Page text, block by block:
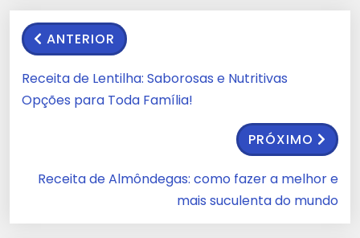
ANTERIOR
Receita de Lentilha: Saborosas e Nutritivas
Opções para Toda Família!
PRÓXIMO
Receita de Almôndegas: como fazer a melhor e
mais suculenta do mundo